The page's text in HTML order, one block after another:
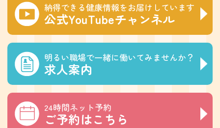
納得できる健康情報をお届けしています
公式YouTubeチャンネル
明るい職場で一緒に働いてみませんか？
求人案内
24時間ネット予約
ご予約はこちら